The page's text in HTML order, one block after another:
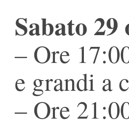
Sabato
– Ore
e grandi a
– Ore